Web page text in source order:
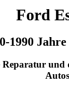
Ford
1990
Reparatur und
Autos